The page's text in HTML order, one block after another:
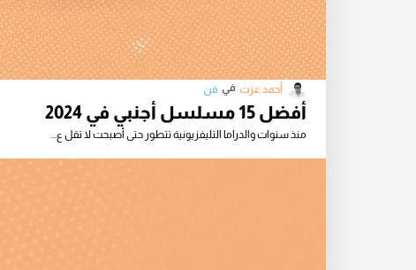
فن في أحمد عزت
أفضل 15 مسلسل أجنبي في 2024
منذ سنوات والدراما التليفزيونية تتطور حتى أصبحت لا تقل ع...